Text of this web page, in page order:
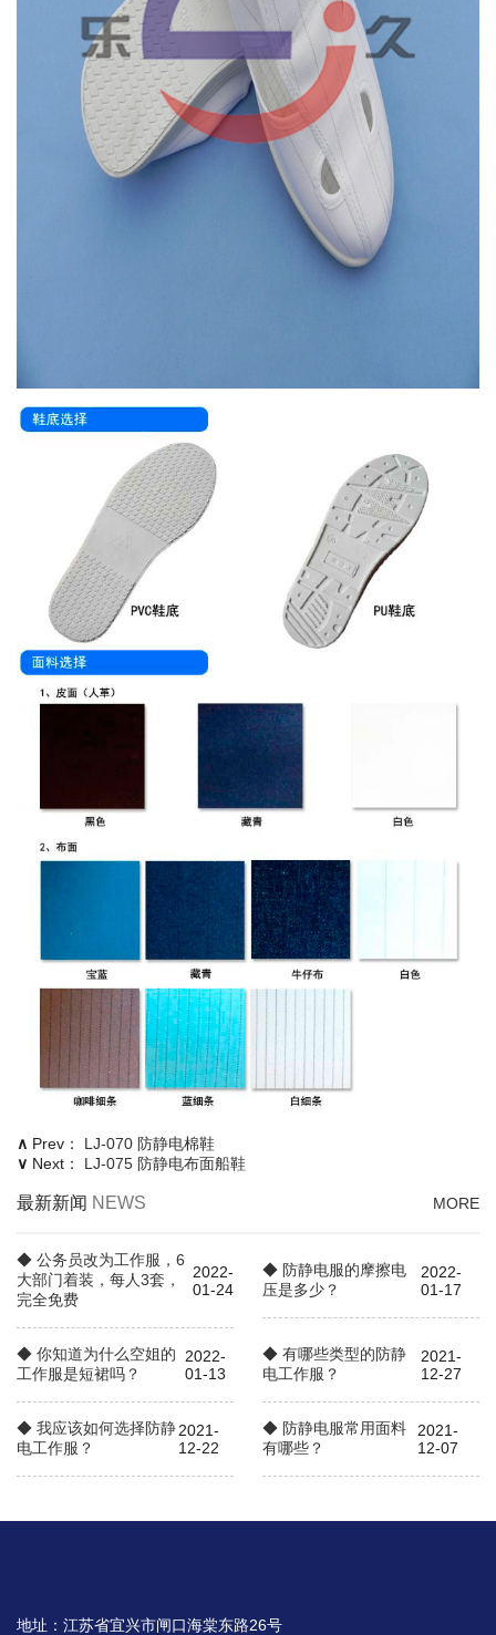
∧ Prev： LJ-070 防静电棉鞋
∨ Next： LJ-075 防静电布面船鞋
最新新闻 NEWS MORE
◆ 公务员改为工作服，6
大部门着装，每人3套，
完全免费
2022-
01-24
◆ 防静电服的摩擦电
压是多少？
2022-
01-17
◆ 你知道为什么空姐的
工作服是短裙吗？
2022-
01-13
◆ 有哪些类型的防静
电工作服？
2021-
12-27
◆ 我应该如何选择防静
电工作服？
2021-
12-22
◆ 防静电服常用面料
有哪些？
2021-
12-07
地址：江苏省宜兴市闸口海棠东路26号